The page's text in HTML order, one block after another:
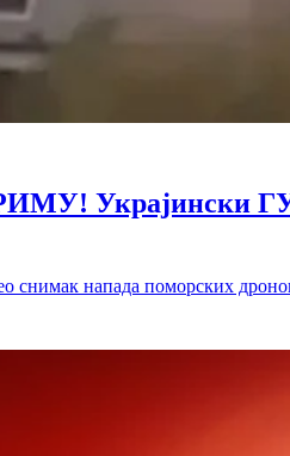
Украјински ГУР
снимак напада поморских